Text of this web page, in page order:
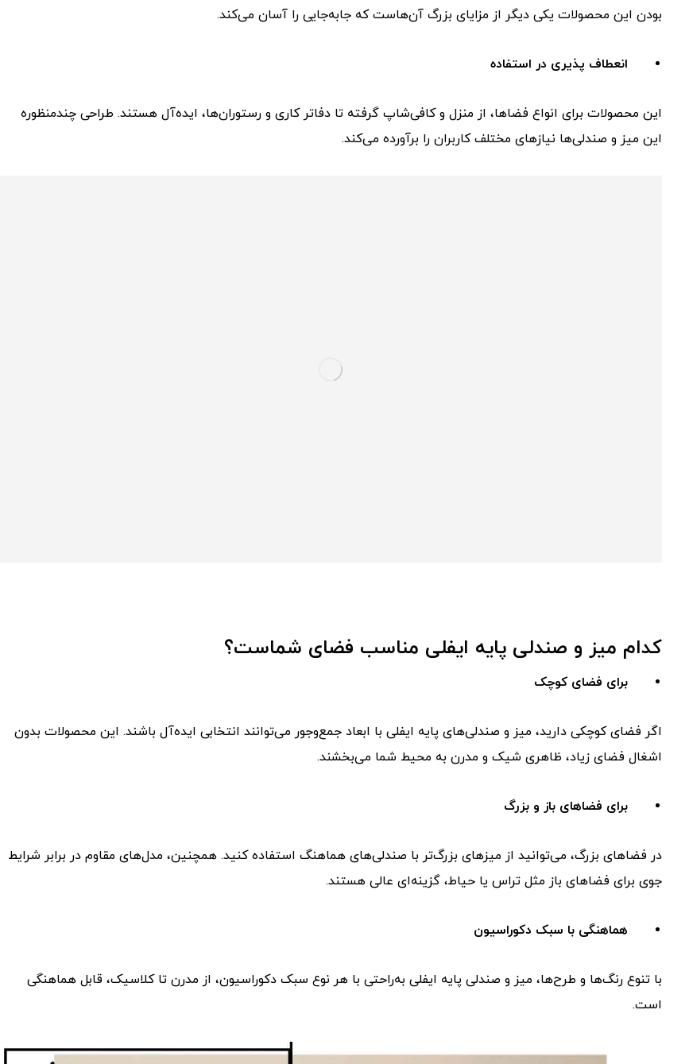
بودن این محصولات یکی دیگر از مزایای بزرگ آن‌هاست که جابه‌جایی را آسان می‌کند.
انعطاف پذیری در استفاده
این محصولات برای انواع فضاها، از منزل و کافی‌شاپ گرفته تا دفاتر کاری و رستوران‌ها، ایده‌آل هستند. طراحی چندمنظوره
این میز و صندلی‌ها نیازهای مختلف کاربران را برآورده می‌کند.
کدام میز و صندلی پایه ایفلی مناسب فضای شماست؟
برای فضای کوچک
اگر فضای کوچکی دارید، میز و صندلی‌های پایه ایفلی با ابعاد جمع‌وجور می‌توانند انتخابی ایده‌آل باشند. این محصولات بدون
اشغال فضای زیاد، ظاهری شیک و مدرن به محیط شما می‌بخشند.
برای فضاهای باز و بزرگ
در فضاهای بزرگ، می‌توانید از میزهای بزرگ‌تر با صندلی‌های هماهنگ استفاده کنید. همچنین، مدل‌های مقاوم در برابر شرایط
جوی برای فضاهای باز مثل تراس یا حیاط، گزینه‌ای عالی هستند.
هماهنگی با سبک دکوراسیون
با تنوع رنگ‌ها و طرح‌ها، میز و صندلی پایه ایفلی به‌راحتی با هر نوع سبک دکوراسیون، از مدرن تا کلاسیک، قابل هماهنگی
است.